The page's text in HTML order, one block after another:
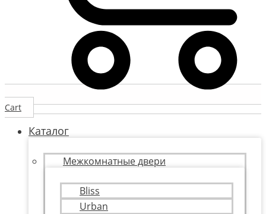
Cart
Каталог
Межкомнатные двери
Bliss
Urban